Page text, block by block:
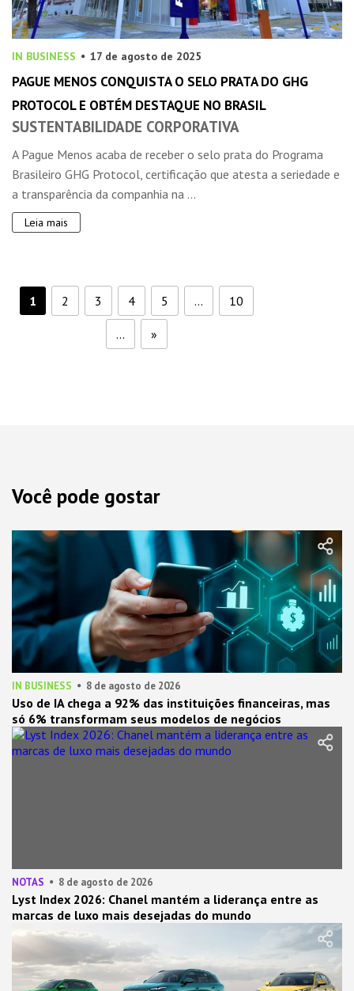
IN BUSINESS 17 de agosto de 2025
PAGUE MENOS CONQUISTA O SELO PRATA DO GHG
PROTOCOL E OBTÉM DESTAQUE NO BRASIL
SUSTENTABILIDADE CORPORATIVA
A Pague Menos acaba de receber o selo prata do Programa
Brasileiro GHG Protocol, certificação que atesta a seriedade e
a transparência da companhia na ...
Leia mais
1 2 3 4 5 ... 10
... »
Você pode gostar
IN BUSINESS 8 de agosto de 2026
Uso de IA chega a 92% das instituições financeiras, mas
só 6% transformam seus modelos de negócios
NOTAS 8 de agosto de 2026
Lyst Index 2026: Chanel mantém a liderança entre as
marcas de luxo mais desejadas do mundo